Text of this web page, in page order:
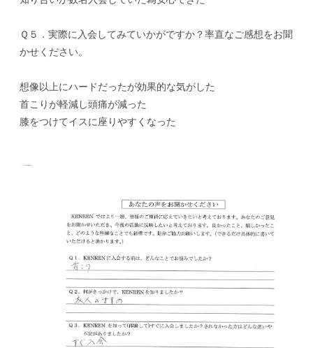
Ｑ５．実際に入会してみていかがですか？率直なご感想をお聞
かせください。
想像以上にハードだったが効果的な気がした
首こりが軽減し頭痛が減った
膝をつけてイスに座りやすくなった